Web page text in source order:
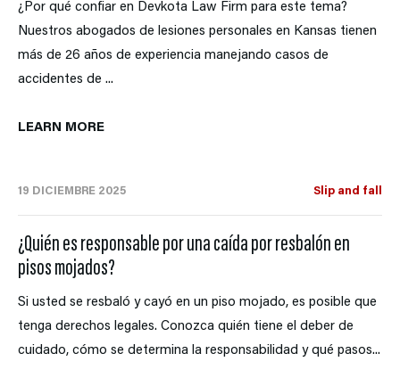
¿Por qué confiar en Devkota Law Firm para este tema?
Nuestros abogados de lesiones personales en Kansas tienen
más de 26 años de experiencia manejando casos de
accidentes de ...
LEARN MORE
19 DICIEMBRE 2025 Slip and fall
¿Quién es responsable por una caída por resbalón en
pisos mojados?
Si usted se resbaló y cayó en un piso mojado, es posible que
tenga derechos legales. Conozca quién tiene el deber de
cuidado, cómo se determina la responsabilidad y qué pasos...